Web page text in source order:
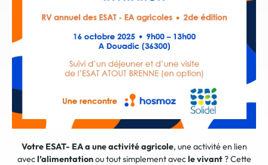
Votre ESAT- EA a une activitéagricole, une activité en lien
avecl’alimentationou tout simplement avecle vivant? Cette